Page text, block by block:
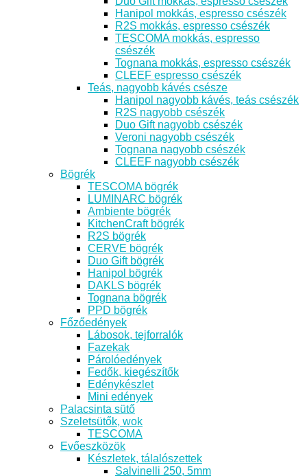
Hanipol mokkás, espresso csészék
R2S mokkás, espresso csészék
TESCOMA mokkás, espresso
csészék
Tognana mokkás, espresso csészék
CLEEF espresso csészék
Teás, nagyobb kávés csésze
Hanipol nagyobb kávés, teás csészék
R2S nagyobb csészék
Duo Gift nagyobb csészék
Veroni nagyobb csészék
Tognana nagyobb csészék
CLEEF nagyobb csészék
Bögrék
TESCOMA bögrék
LUMINARC bögrék
Ambiente bögrék
KitchenCraft bögrék
R2S bögrék
CERVE bögrék
Duo Gift bögrék
Hanipol bögrék
DAKLS bögrék
Tognana bögrék
PPD bögrék
Főzőedények
Lábosok, tejforralók
Fazekak
Párolóedények
Fedők, kiegészítők
Edénykészlet
Mini edények
Palacsinta sütő
Szeletsütők, wok
TESCOMA
Evőeszközök
Készletek, tálalószettek
Salvinelli 250, 5mm